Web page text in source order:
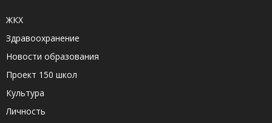
ЖКХ
Здравоохранение
Новости образования
Проект 150 школ
Культура
Личность